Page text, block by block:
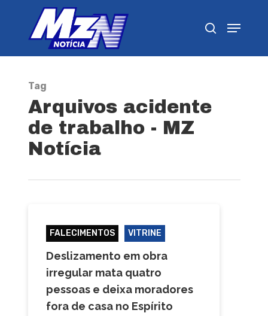
Tag
Arquivos acidente
de trabalho - MZ
Notícia
FALECIMENTOS VITRINE
Deslizamento em obra
irregular mata quatro
pessoas e deixa moradores
fora de casa no Espírito